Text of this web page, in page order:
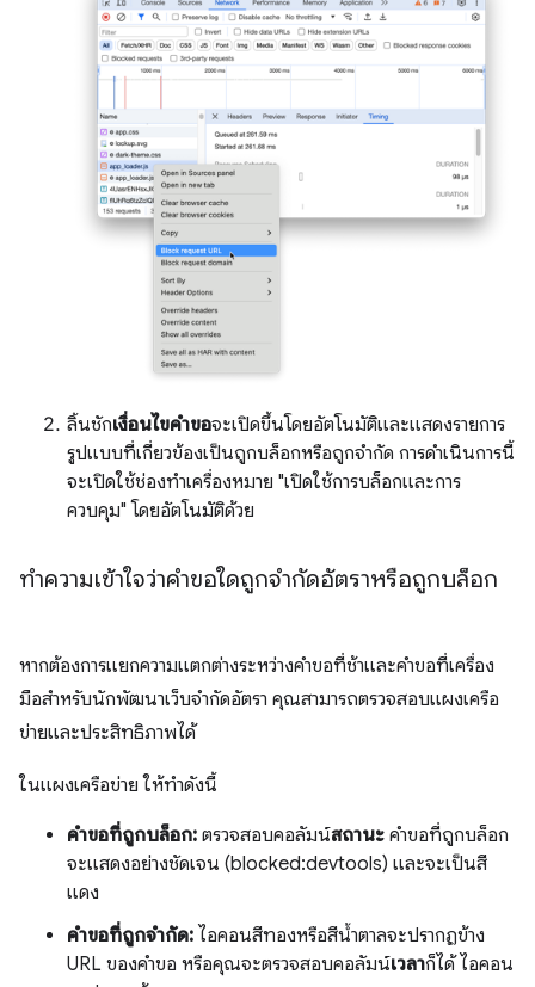
ลิ้นชักเงื่อนไขคำขอจะเปิดขึ้นโดยอัตโนมัติและแสดงรายการ
รูปแบบที่เกี่ยวข้องเป็นถูกบล็อกหรือถูกจำกัด การดำเนินการนี้
จะเปิดใช้ช่องทำเครื่องหมาย "เปิดใช้การบล็อกและการ
ควบคุม" โดยอัตโนมัติด้วย
ทำความเข้าใจว่าคำขอใดถูกจำกัดอัตราหรือถูกบล็อก
หากต้องการแยกความแตกต่างระหว่างคำขอที่ช้าและคำขอที่เครื่อง
มือสำหรับนักพัฒนาเว็บจำกัดอัตรา คุณสามารถตรวจสอบแผงเครือ
ข่ายและประสิทธิภาพได้
ในแผงเครือข่าย ให้ทำดังนี้
คำขอที่ถูกบล็อก: ตรวจสอบคอลัมน์สถานะ คำขอที่ถูกบล็อก
จะแสดงอย่างชัดเจน (blocked:devtools) และจะเป็นสี
แดง
คำขอที่ถูกจำกัด: ไอคอนสีทองหรือสีน้ำตาลจะปรากฏข้าง
URL ของคำขอ หรือคุณจะตรวจสอบคอลัมน์เวลาก็ได้ ไอคอน